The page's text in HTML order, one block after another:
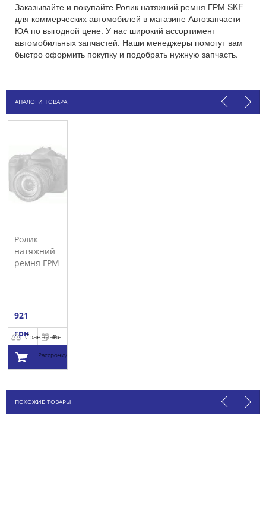
Заказывайте и покупайте Ролик натяжний ремня ГРМ SKF
для коммерческих автомобилей в магазине Автозапчасти-
ЮА по выгодной цене. У нас широкий ассортимент
автомобильных запчастей. Наши менеджеры помогут вам
быстро оформить покупку и подобрать нужную запчасть.
АНАЛОГИ ТОВАРА
Ролик
натяжний
ремня ГРМ
921
грнСравнение
В
Рассрочку
корзину
ПОХОЖИЕ ТОВАРЫ